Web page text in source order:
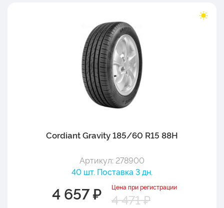
Cordiant Gravity 185/60 R15 88H
Артикул: 278900
40 шт. Поставка 3 дн.
4 657 ₽ Цена при регистрации
4 471 ₽